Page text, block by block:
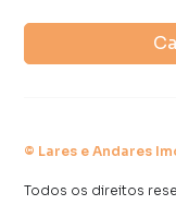
© Lares e Andares
Todos os direitos